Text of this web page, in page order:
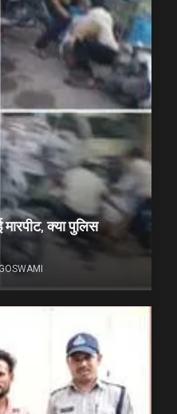
मारपीट, क्या पुलिस